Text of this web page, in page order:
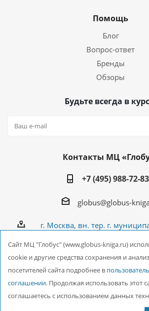
Помощь
Блог
Вопрос-ответ
Бренды
Обзоры
Будьте всегда в
Контакты МЦ
+7 (495) 988-72-83
globus@globus-
г. Москва, вн. тер. г.
2026 © ООО Межрегиональный
Cайт МЦ "Глобус" (www.globus-kniga.ru)
cookie и другие средства сохранения и
посетителей сайта подробнее в
соглашении. Продолжая использовать этот
соглашаетесь с использованием данных